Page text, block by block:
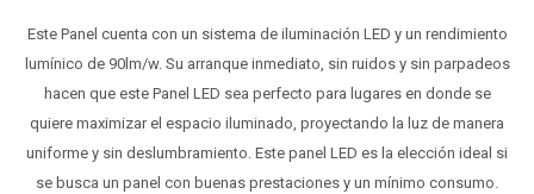
Este Panel cuenta con un sistema de iluminación LED y un rendimiento
lumínico de 90lm/w. Su arranque inmediato, sin ruidos y sin parpadeos
hacen que este Panel LED sea perfecto para lugares en donde se
quiere maximizar el espacio iluminado, proyectando la luz de manera
uniforme y sin deslumbramiento. Este panel LED es la elección ideal si
se busca un panel con buenas prestaciones y un mínimo consumo.